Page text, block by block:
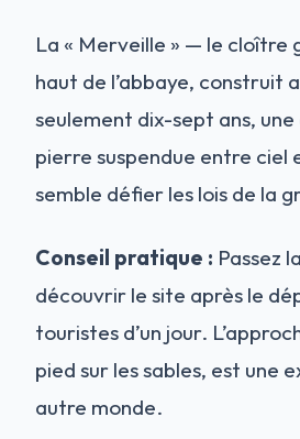
La « Merveille » — le cloître
haut de l’abbaye, construit
seulement dix-sept ans,
pierre suspendue entre ciel
semble défier les lois de la
Conseil pratique : Passez
découvrir le site après le
touristes d’un jour.
pied sur les sables, est une
autre monde.